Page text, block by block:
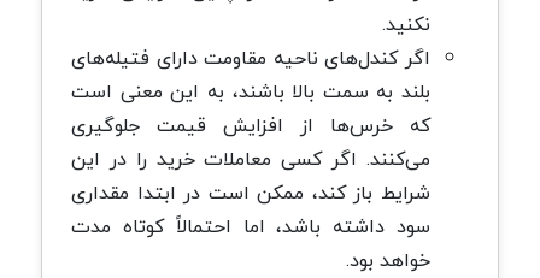
نکنید.
اگر کندل‌های ناحیه مقاومت دارای فتیله‌های
بلند به سمت بالا باشند، به این معنی است
که خرس‌ها از افزایش قیمت جلوگیری
می‌کنند. اگر کسی معاملات خرید را در این
شرایط باز کند، ممکن است در ابتدا مقداری
سود داشته باشد، اما احتمالاً کوتاه مدت
خواهد بود.